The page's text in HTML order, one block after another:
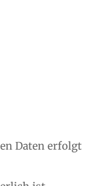
Daten erfolgt